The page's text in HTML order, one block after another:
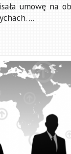
umowę na
...